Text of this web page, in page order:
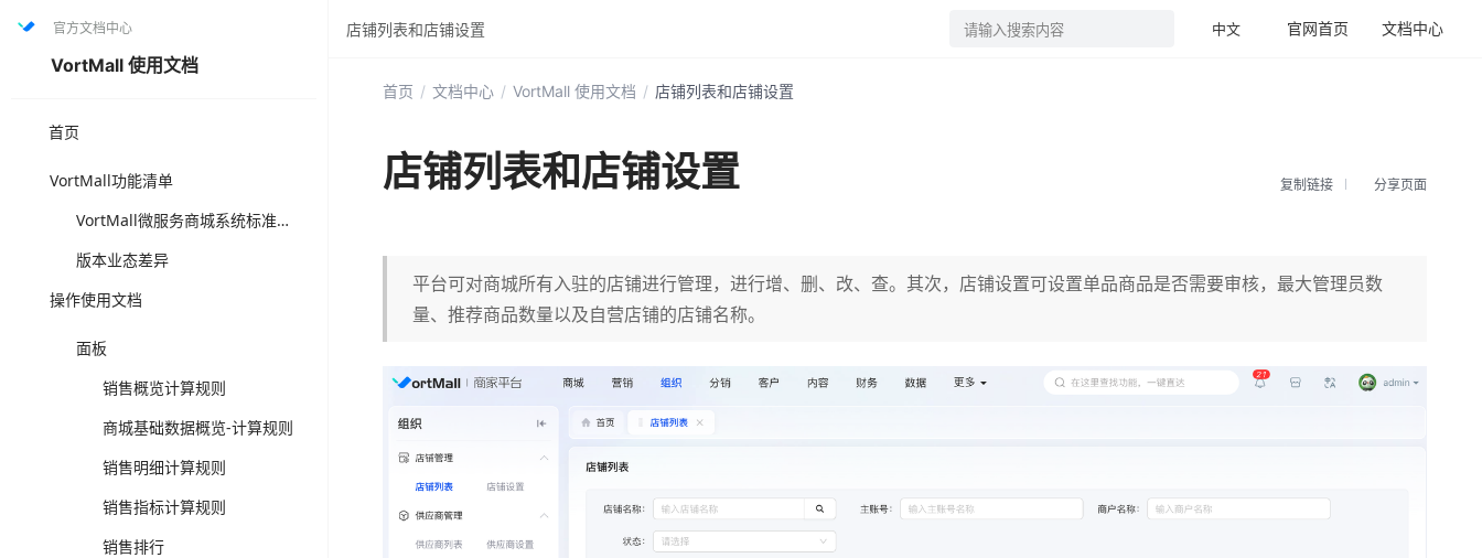
官方文档中心
VortMall 使用文档
首页
VortMall功能清单
VortMall微服务商城系统标准版功能清单（打“✅”为套餐固定功能，可直接选用成熟方案，“可选配”为可另升级叠加版本功能，注店铺体系与门店体系为互斥功能体系）
版本业态差异
操作使用文档
面板
销售概览计算规则
商城基础数据概览-计算规则
销售明细计算规则
销售指标计算规则
销售排行
首页 / 文档中心 / VortMall 使用文档 / 店铺列表和店铺设置
店铺列表和店铺设置 复制链接 分享页面
平台可对商城所有入驻的店铺进行管理，进行增、删、改、查。其次，店铺设置可设置单品商品是否需要审核，最大管理员数
量、推荐商品数量以及自营店铺的店铺名称。
店铺列表和店铺设置 请输入搜索内容 中文 官网首页 文档中心